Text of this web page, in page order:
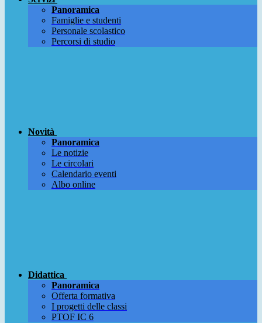
Panoramica
Famiglie e studenti
Personale scolastico
Percorsi di studio
Novità
Panoramica
Le notizie
Le circolari
Calendario eventi
Albo online
Didattica
Panoramica
Offerta formativa
I progetti delle classi
PTOF IC 6